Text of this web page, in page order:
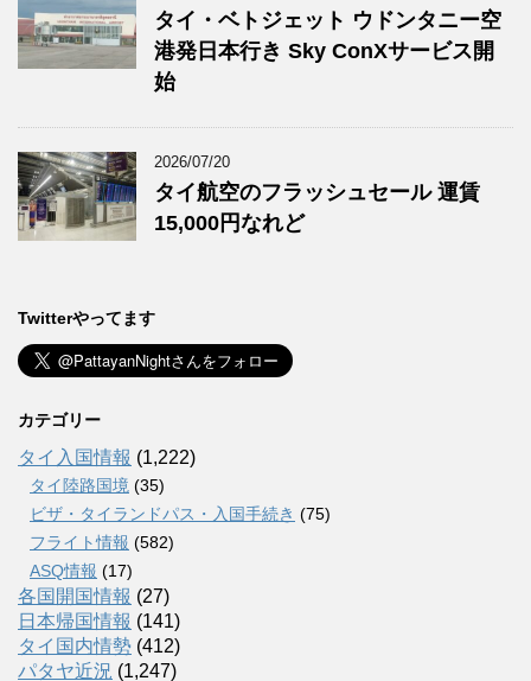
タイ・ベトジェット ウドンタニー空
港発日本行き Sky ConXサービス開
始
2026/07/20
タイ航空のフラッシュセール 運賃
15,000円なれど
Twitterやってます
カテゴリー
タイ入国情報 (1,222)
タイ陸路国境 (35)
ビザ・タイランドパス・入国手続き (75)
フライト情報 (582)
ASQ情報 (17)
各国開国情報 (27)
日本帰国情報 (141)
タイ国内情勢 (412)
パタヤ近況 (1,247)